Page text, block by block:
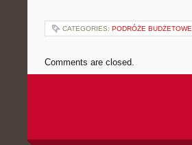
CATEGORIES: PODRÓŻE BUDŻETOWE
Comments are closed.